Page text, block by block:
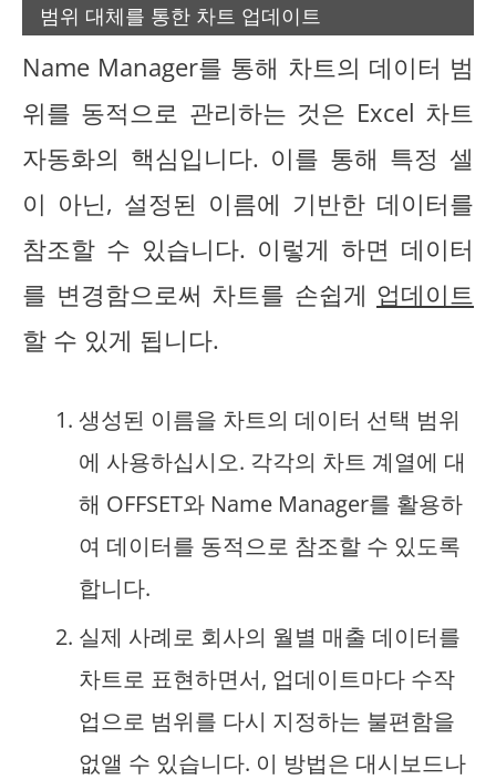
범위 대체를 통한 차트 업데이트
Name Manager를 통해 차트의 데이터 범
위를 동적으로 관리하는 것은 Excel 차트
자동화의 핵심입니다. 이를 통해 특정 셀
이 아닌, 설정된 이름에 기반한 데이터를
참조할 수 있습니다. 이렇게 하면 데이터
를 변경함으로써 차트를 손쉽게 업데이트
할 수 있게 됩니다.
생성된 이름을 차트의 데이터 선택 범위
에 사용하십시오. 각각의 차트 계열에 대
해 OFFSET와 Name Manager를 활용하
여 데이터를 동적으로 참조할 수 있도록
합니다.
실제 사례로 회사의 월별 매출 데이터를
차트로 표현하면서, 업데이트마다 수작
업으로 범위를 다시 지정하는 불편함을
없앨 수 있습니다. 이 방법은 대시보드나